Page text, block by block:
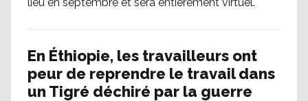
En Éthiopie, les travailleurs ont
peur de reprendre le travail dans
un Tigré déchiré par la guerre